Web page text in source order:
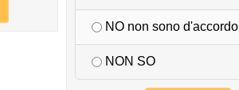
NO non sono d'accordo
NON SO